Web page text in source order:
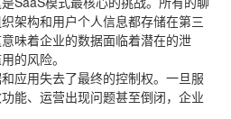
架构和用户个人信息都存储在第三
味着企业的数据面临着潜在的泄
的风险。
应用失去了最终的控制权。一旦服
能、运营出现问题甚至倒闭，企业